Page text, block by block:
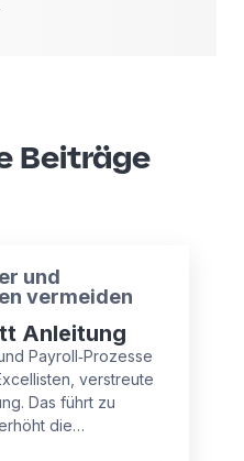
Beiträge
und
vermeiden
Anleitung
Payroll‑Prozesse
verstreute
Das führt zu
die